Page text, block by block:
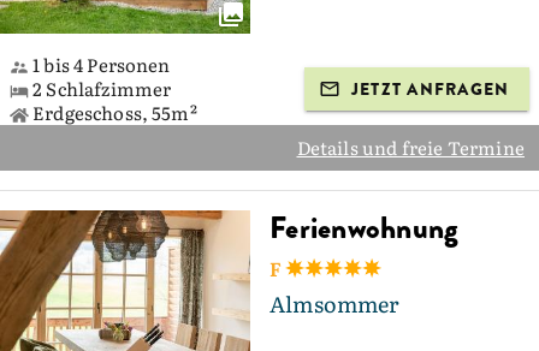
1 bis 4 Personen
2 Schlafzimmer
Erdgeschoss, 55m²
JETZT ANFRAGEN
Details und freie Termine
Ferienwohnung
F
Almsommer